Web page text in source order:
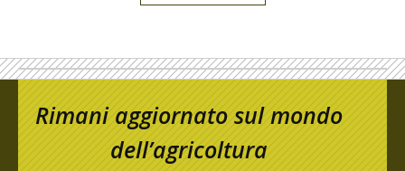
Rimani aggiornato sul mondo
dell’agricoltura